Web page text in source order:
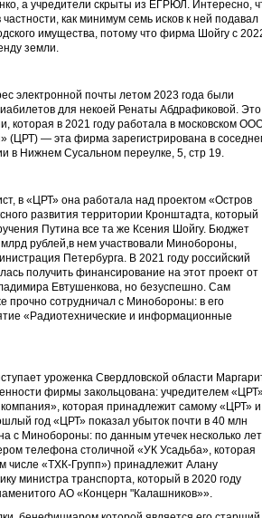
а учредители скрыты из ЕГРЮЛ. Интересно,
как минимум семь исков к ней подавал
имущества, потому что фирма Шойгу с
земли.
электронной почты летом 2023 года были
для некоей Ренаты Абдрафиковой. Это
которая в 2021 году работала в московском
(ЦРТ) — эта фирма зарегистрирована в
в Нижнем Сусальном переулке, 5, стр 19.
в «ЦРТ» она работала над проектом «Остров
развития территории Кронштадта, который
Путина все та же Ксения Шойгу. Бюджет
рублей,в нем участвовали Минобороны,
Петербурга. В 2021 году российский
получить финансирование на этот проект от
Евтушенкова, но безуспешно. Сам
прочно сотрудничал с Минобороны: в его
«Радиотехнические и информационные
уроженка Свердловской области
фирмы закольцована: учредителем
которая принадлежит самому «ЦРТ» и
год «ЦРТ» показал убыток почти в 40 млн
с Минобороны: по данным утечек несколько лет
телефона столичной «УК Усадьба», которая
числе «ТХК-Групп») принадлежит Алану
министра транспорта, который в 2020 году
АО «Концерн "Калашников»».